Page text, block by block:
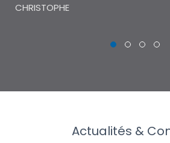
CHRISTOPHE
Actualités &